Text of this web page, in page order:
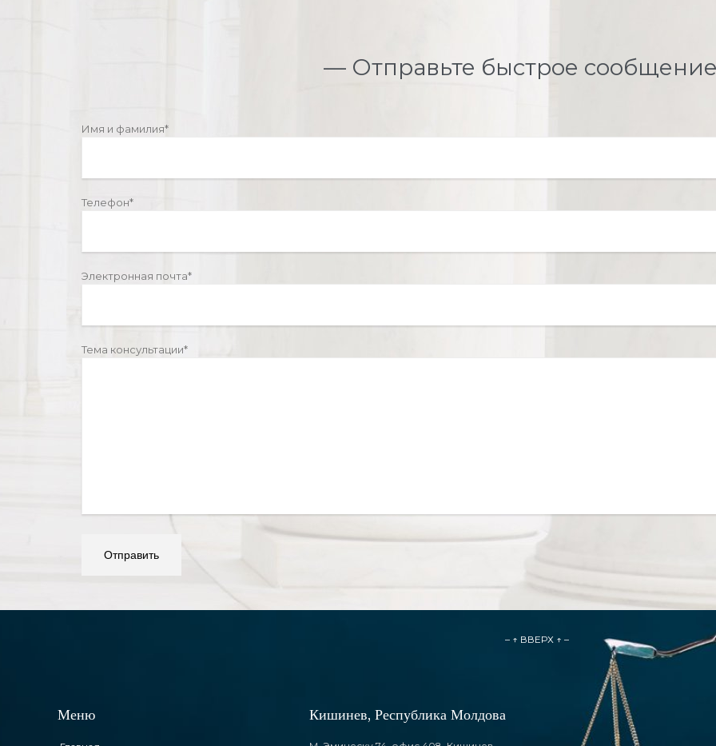
— Отправьте быстрое
Имя и фамилия*
Телефон*
Электронная почта*
Тема консультации*
– ↑ ВВЕРХ ↑ –
Меню Кишинев, Республика Молдова